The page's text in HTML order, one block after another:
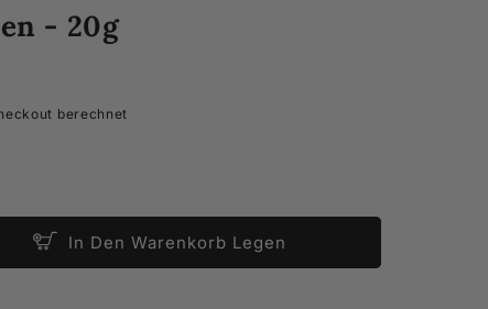
- 20g
berechnet
In Den Warenkorb Legen